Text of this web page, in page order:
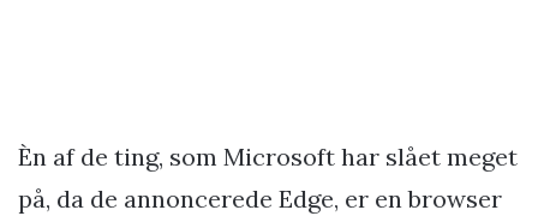
Èn af de ting, som Microsoft har slået meget
på, da de annoncerede Edge, er en browser